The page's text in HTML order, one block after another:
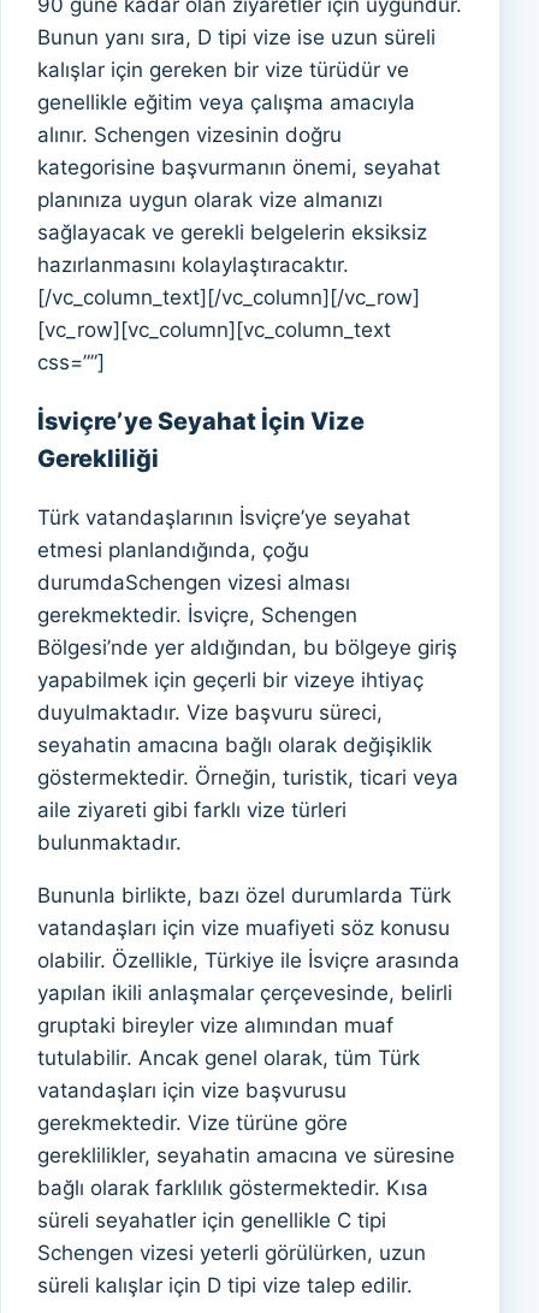
90 güne kadar olan ziyaretler için uygundur.
Bunun yanı sıra, D tipi vize ise uzun süreli
kalışlar için gereken bir vize türüdür ve
genellikle eğitim veya çalışma amacıyla
alınır. Schengen vizesinin doğru
kategorisine başvurmanın önemi, seyahat
planınıza uygun olarak vize almanızı
sağlayacak ve gerekli belgelerin eksiksiz
hazırlanmasını kolaylaştıracaktır.
[/vc_column_text][/vc_column][/vc_row]
[vc_row][vc_column][vc_column_text
css=””]
İsviçre’ye Seyahat İçin Vize
Gerekliliği
Türk vatandaşlarının İsviçre’ye seyahat
etmesi planlandığında, çoğu
durumdaSchengen vizesi alması
gerekmektedir. İsviçre, Schengen
Bölgesi’nde yer aldığından, bu bölgeye giriş
yapabilmek için geçerli bir vizeye ihtiyaç
duyulmaktadır. Vize başvuru süreci,
seyahatin amacına bağlı olarak değişiklik
göstermektedir. Örneğin, turistik, ticari veya
aile ziyareti gibi farklı vize türleri
bulunmaktadır.
Bununla birlikte, bazı özel durumlarda Türk
vatandaşları için vize muafiyeti söz konusu
olabilir. Özellikle, Türkiye ile İsviçre arasında
yapılan ikili anlaşmalar çerçevesinde, belirli
gruptaki bireyler vize alımından muaf
tutulabilir. Ancak genel olarak, tüm Türk
vatandaşları için vize başvurusu
gerekmektedir. Vize türüne göre
gereklilikler, seyahatin amacına ve süresine
bağlı olarak farklılık göstermektedir. Kısa
süreli seyahatler için genellikle C tipi
Schengen vizesi yeterli görülürken, uzun
süreli kalışlar için D tipi vize talep edilir.